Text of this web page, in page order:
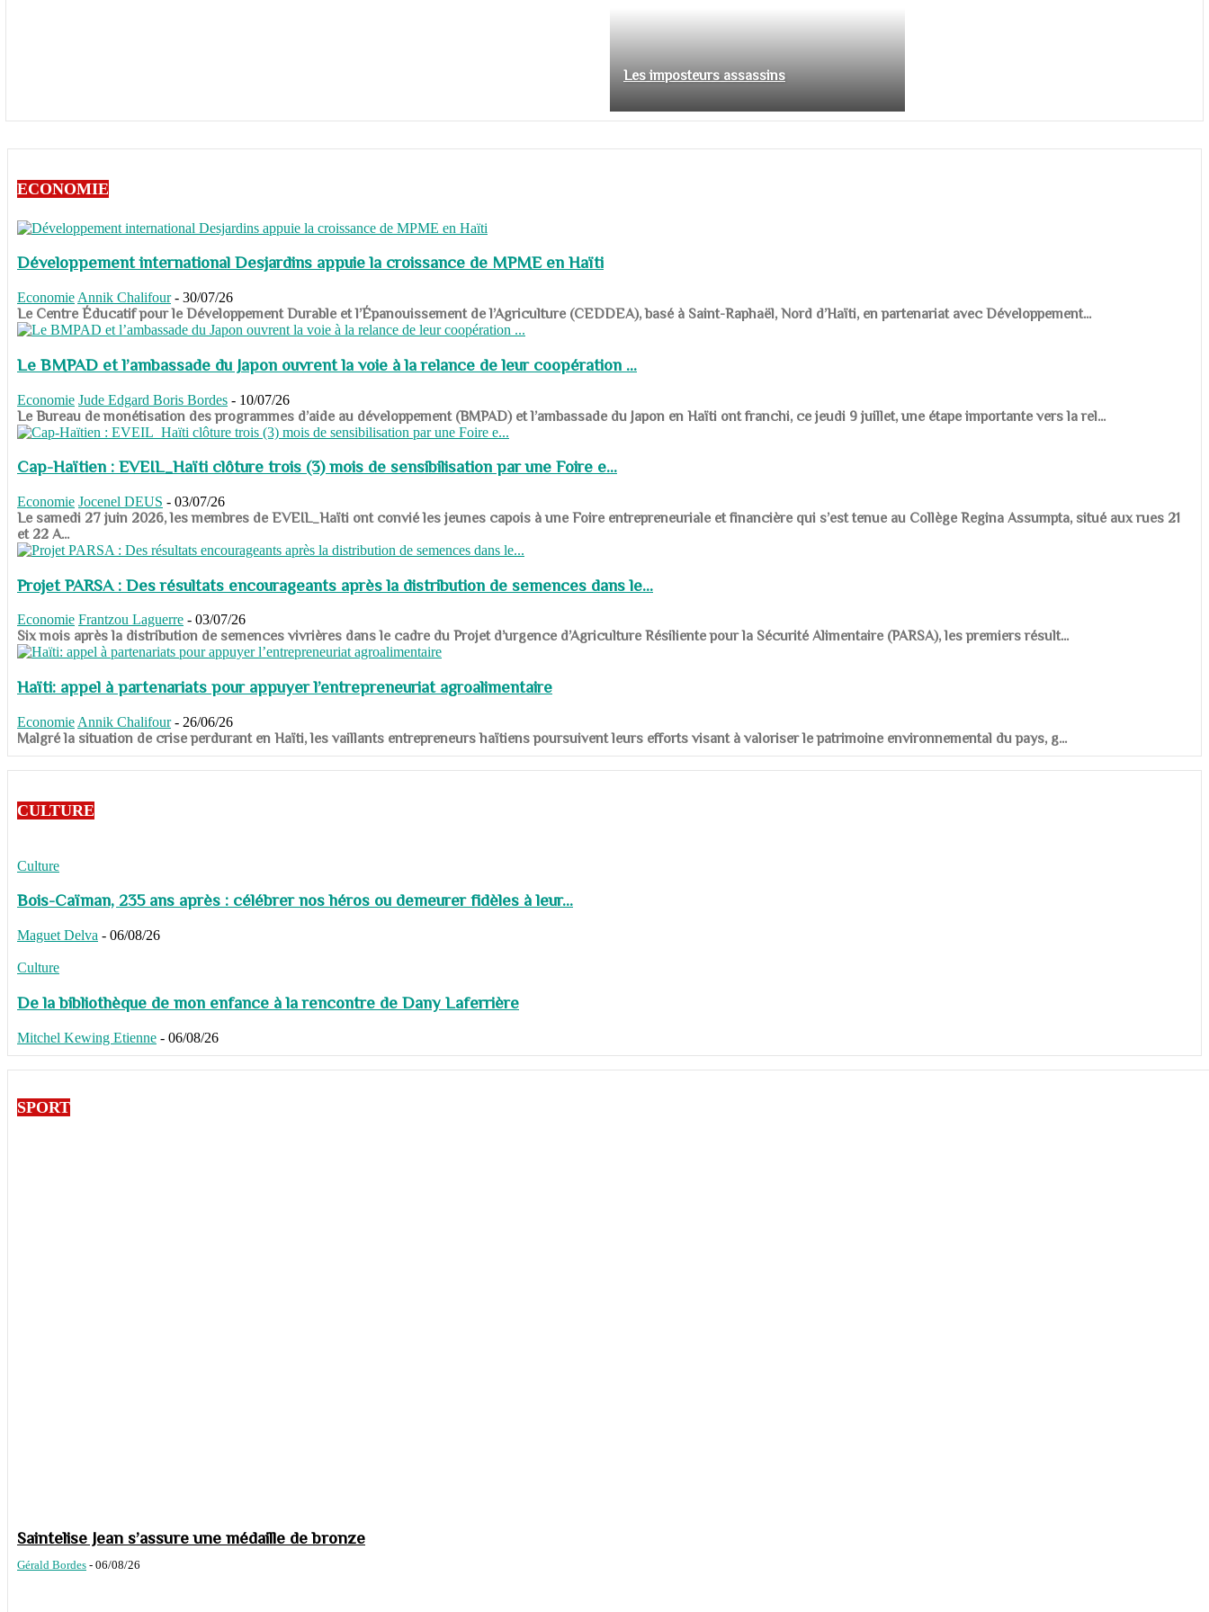
Les imposteurs assassins
ECONOMIE
Développement international Desjardins appuie la croissance de MPME en Haïti
Economie Annik Chalifour - 30/07/26
​​​​​​​Le Centre Éducatif pour le Développement Durable et l’Épanouissement de l’Agriculture (CEDDEA), basé à Saint-Raphaël, Nord d’Haïti, en partenariat avec Développement...
Le BMPAD et l’ambassade du Japon ouvrent la voie à la relance de leur coopération ...
Economie Jude Edgard Boris Bordes - 10/07/26
​​​​​​​Le Bureau de monétisation des programmes d’aide au développement (BMPAD) et l’ambassade du Japon en Haïti ont franchi, ce jeudi 9 juillet, une étape importante vers la rel...
Cap-Haïtien : EVEIL_Haïti clôture trois (3) mois de sensibilisation par une Foire e...
Economie Jocenel DEUS - 03/07/26
Le samedi 27 juin 2026, les membres de EVEIL_Haïti ont convié les jeunes capois à une Foire entrepreneuriale et financière qui s’est tenue au Collège Regina Assumpta, situé aux rues 21
et 22 A...
Projet PARSA : Des résultats encourageants après la distribution de semences dans le...
Economie Frantzou Laguerre - 03/07/26
​​​​​​​Six mois après la distribution de semences vivrières dans le cadre du Projet d’urgence d’Agriculture Résiliente pour la Sécurité Alimentaire (PARSA), les premiers résult...
Haïti: appel à partenariats pour appuyer l’entrepreneuriat agroalimentaire
Economie Annik Chalifour - 26/06/26
​​​​​​​Malgré la situation de crise perdurant en Haïti, les vaillants entrepreneurs haïtiens poursuivent leurs efforts visant à valoriser le patrimoine environnemental du pays, g...
CULTURE
Culture
Bois-Caïman, 235 ans après : célébrer nos héros ou demeurer fidèles à leur...
Maguet Delva - 06/08/26
Culture
De la bibliothèque de mon enfance à la rencontre de Dany Laferrière
Mitchel Kewing Etienne - 06/08/26
SPORT
Saintelise Jean s’assure une médaille de bronze
Gérald Bordes - 06/08/26